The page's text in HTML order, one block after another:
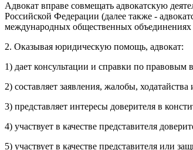
Адвокат вправе совмещать адвокатскую
Российской Федерации (далее также -
международных общественных объединениях
2. Оказывая юридическую помощь, адвокат:
1) дает консультации и справки по
2) составляет заявления, жалобы,
3) представляет интересы доверителя в
4) участвует в качестве представителя
5) участвует в качестве представителя или